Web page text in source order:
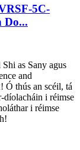
5C-
Do...
as Sany agus
and
thús an scéil, tá
díolacháin i réimse
i réimse